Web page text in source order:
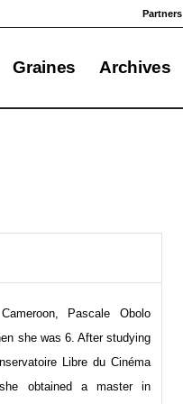
Partners
Graines Archives
Pascale Obolo
she was 6. After studying
Libre du Cinéma
obtained a master in